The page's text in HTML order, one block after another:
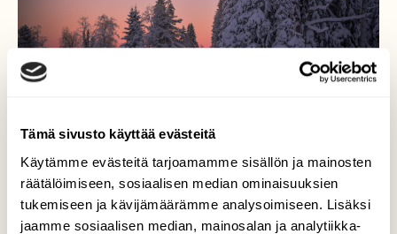
Tämä sivusto käyttää evästeitä
Käytämme evästeitä tarjoamamme sisällön ja mainosten
räätälöimiseen, sosiaalisen median ominaisuuksien
tukemiseen ja kävijämäärämme analysoimiseen. Lisäksi
jaamme sosiaalisen median, mainosalan ja analytiikka-
Pakkanen paukkuu